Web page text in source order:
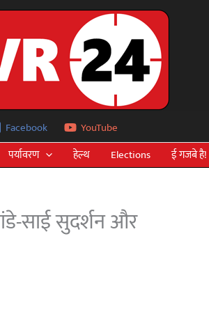
Facebook
YouTube
पर्यावरण हेल्थ Elections ई गजबे है!
साई सुदर्शन और